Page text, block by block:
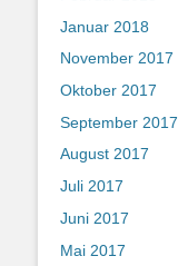
Januar 2018
November 2017
Oktober 2017
September 2017
August 2017
Juli 2017
Juni 2017
Mai 2017